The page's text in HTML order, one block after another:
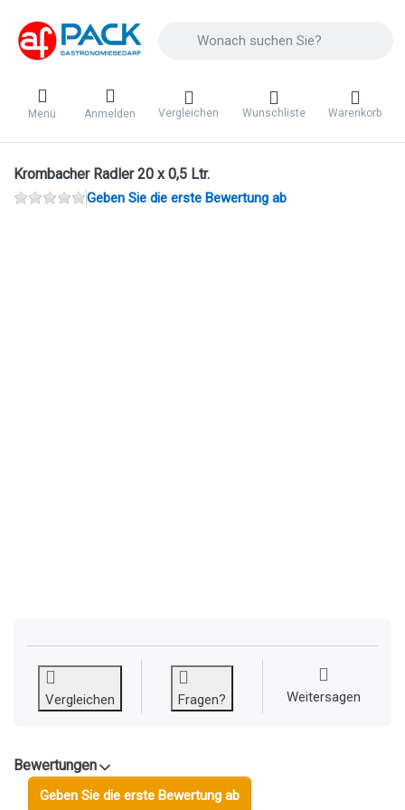
Menü Anmelden Vergleichen Wunschliste Warenkorb
Krombacher Radler 20 x 0,5 Ltr.
Geben Sie die erste Bewertung ab
Vergleichen Fragen? Weitersagen
Bewertungen
Geben Sie die erste Bewertung ab